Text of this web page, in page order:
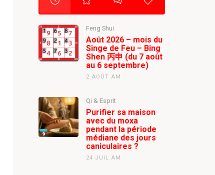
Feng Shui
Août 2026 – mois du
Singe de Feu – Bing
Shen 丙申 (du 7 août
au 6 septembre)
2 AOÛT AM
Qi & Esprit
Purifier sa maison
avec du moxa
pendant la période
médiane des jours
caniculaires ?
24 JUIL AM